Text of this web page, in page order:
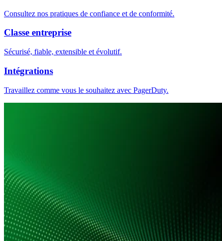
Consultez nos pratiques de confiance et de conformité.
Classe entreprise
Sécurisé, fiable, extensible et évolutif.
Intégrations
Travaillez comme vous le souhaitez avec PagerDuty.